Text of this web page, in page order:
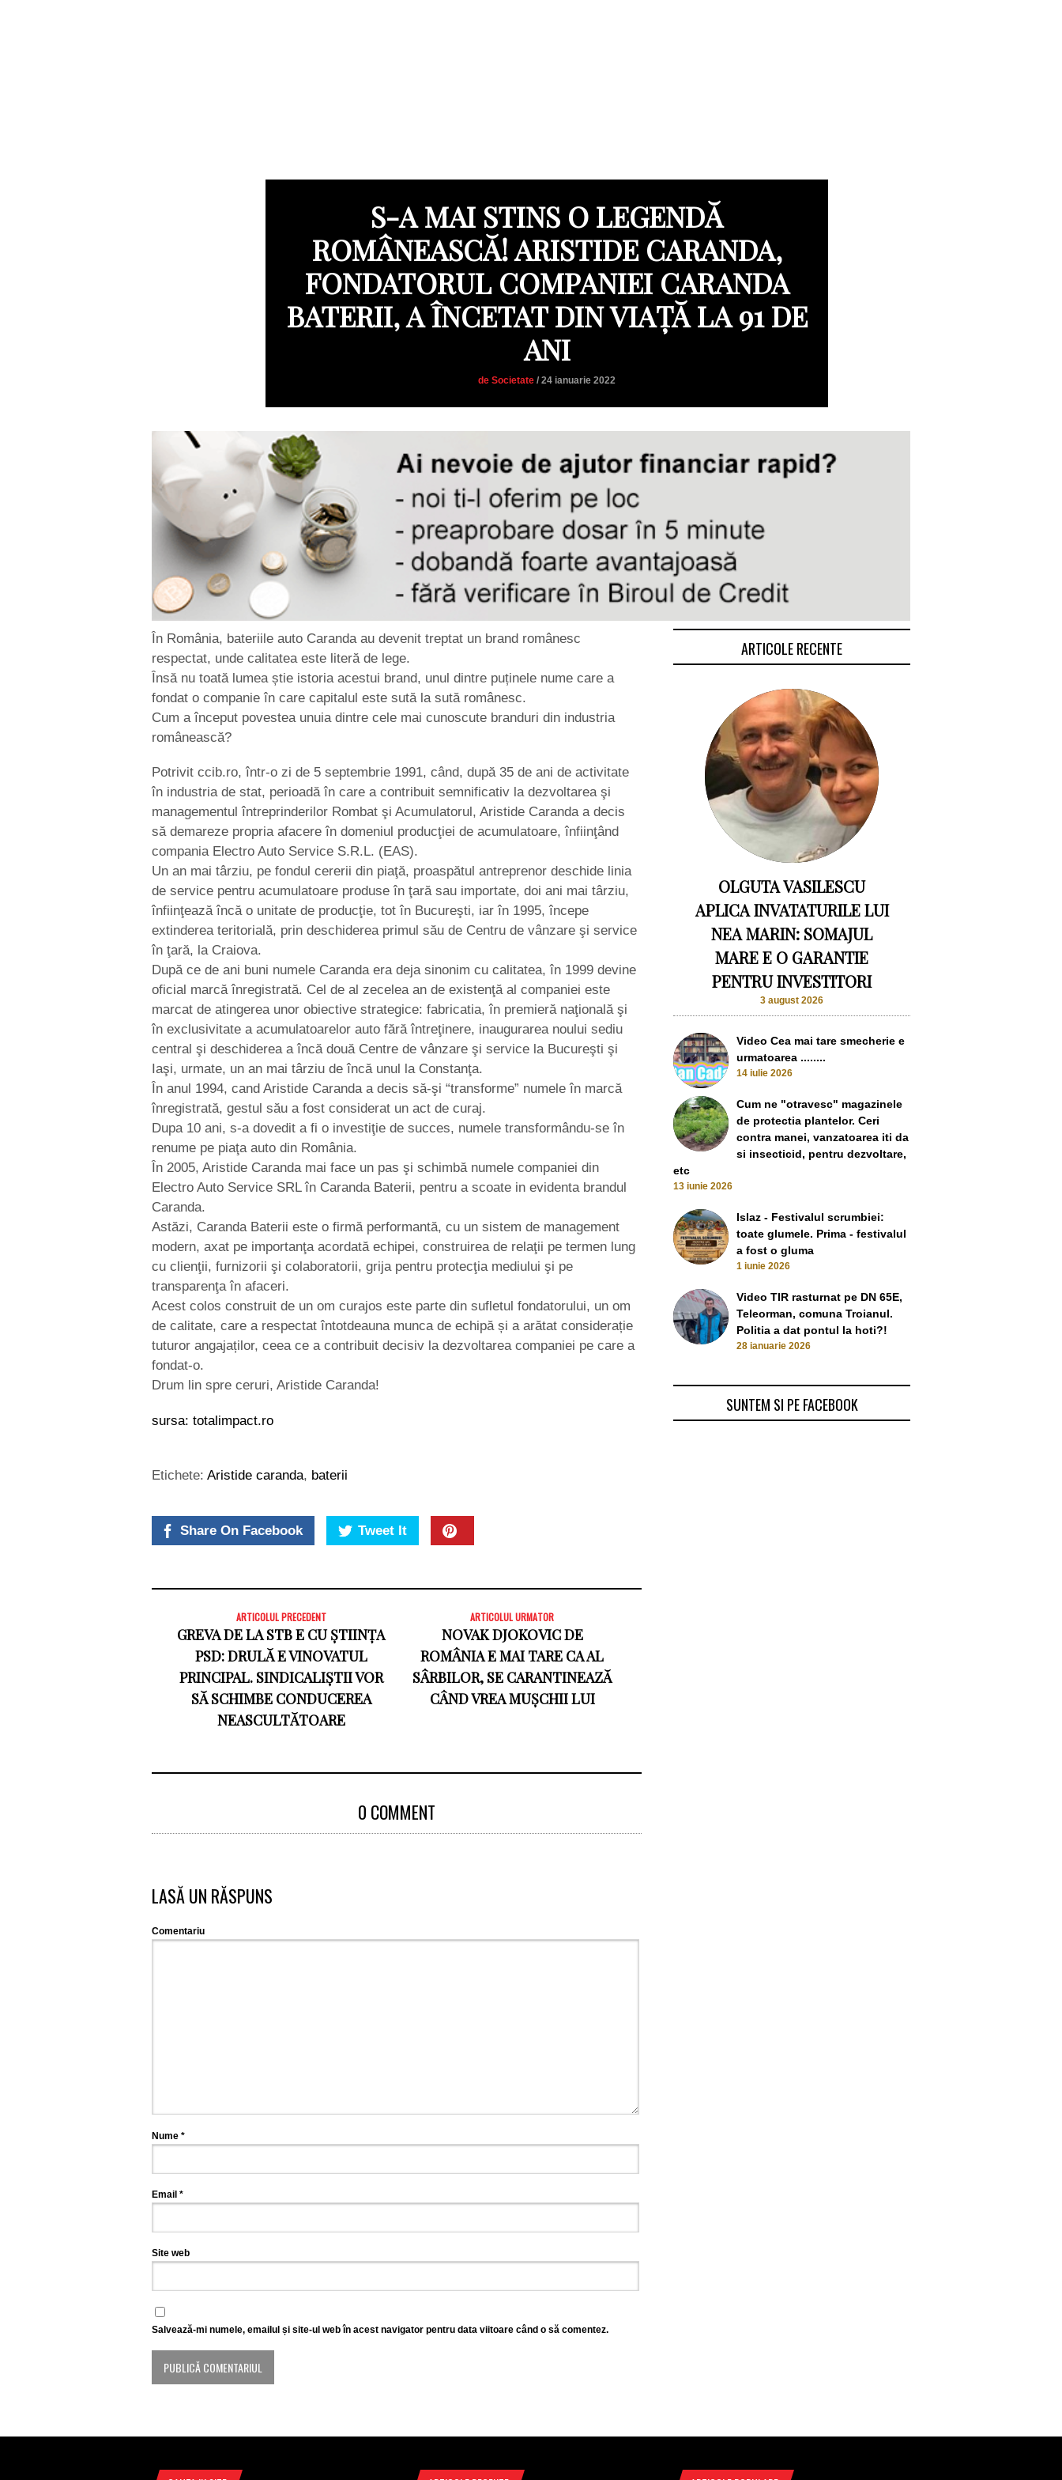
S-A MAI STINS O LEGENDĂ
ROMÂNEASCĂ! ARISTIDE CARANDA,
FONDATORUL COMPANIEI CARANDA
BATERII, A ÎNCETAT DIN VIAȚĂ LA 91 DE
ANI
de Societate / 24 ianuarie 2022
În România, bateriile auto Caranda au devenit treptat un brand românesc
respectat, unde calitatea este literă de lege.
Însă nu toată lumea știe istoria acestui brand, unul dintre puținele nume care a
fondat o companie în care capitalul este sută la sută românesc.
Cum a început povestea unuia dintre cele mai cunoscute branduri din industria
românească?
Potrivit ccib.ro, într-o zi de 5 septembrie 1991, când, după 35 de ani de activitate
în industria de stat, perioadă în care a contribuit semnificativ la dezvoltarea şi
managementul întreprinderilor Rombat şi Acumulatorul, Aristide Caranda a decis
să demareze propria afacere în domeniul producţiei de acumulatoare, înfiinţând
compania Electro Auto Service S.R.L. (EAS).
Un an mai târziu, pe fondul cererii din piaţă, proaspătul antreprenor deschide linia
de service pentru acumulatoare produse în ţară sau importate, doi ani mai târziu,
înfiinţează încă o unitate de producţie, tot în Bucureşti, iar în 1995, începe
extinderea teritorială, prin deschiderea primul său de Centru de vânzare şi service
în ţară, la Craiova.
După ce de ani buni numele Caranda era deja sinonim cu calitatea, în 1999 devine
oficial marcă înregistrată. Cel de al zecelea an de existenţă al companiei este
marcat de atingerea unor obiective strategice: fabricatia, în premieră naţională şi
în exclusivitate a acumulatoarelor auto fără întreţinere, inaugurarea noului sediu
central şi deschiderea a încă două Centre de vânzare şi service la Bucureşti şi
Iaşi, urmate, un an mai târziu de încă unul la Constanţa.
În anul 1994, cand Aristide Caranda a decis să-şi “transforme” numele în marcă
înregistrată, gestul său a fost considerat un act de curaj.
Dupa 10 ani, s-a dovedit a fi o investiţie de succes, numele transformându-se în
renume pe piaţa auto din România.
În 2005, Aristide Caranda mai face un pas şi schimbă numele companiei din
Electro Auto Service SRL în Caranda Baterii, pentru a scoate in evidenta brandul
Caranda.
Astăzi, Caranda Baterii este o firmă performantă, cu un sistem de management
modern, axat pe importanţa acordată echipei, construirea de relaţii pe termen lung
cu clienţii, furnizorii şi colaboratorii, grija pentru protecţia mediului şi pe
transparenţa în afaceri.
Acest colos construit de un om curajos este parte din sufletul fondatorului, un om
de calitate, care a respectat întotdeauna munca de echipă și a arătat considerație
tuturor angajaților, ceea ce a contribuit decisiv la dezvoltarea companiei pe care a
fondat-o.
Drum lin spre ceruri, Aristide Caranda!
sursa: totalimpact.ro
Etichete: Aristide caranda, baterii
Share On Facebook Tweet It
ARTICOLUL PRECEDENT
GREVA DE LA STB E CU ȘTIINȚA
PSD: DRULĂ E VINOVATUL
PRINCIPAL. SINDICALIȘTII VOR
SĂ SCHIMBE CONDUCEREA
NEASCULTĂTOARE
ARTICOLUL URMATOR
NOVAK DJOKOVIC DE
ROMÂNIA E MAI TARE CA AL
SÂRBILOR, SE CARANTINEAZĂ
CÂND VREA MUȘCHII LUI
0 COMMENT
LASĂ UN RĂSPUNS
Comentariu
Nume *
Email *
Site web
Salvează-mi numele, emailul și site-ul web în acest navigator pentru data viitoare când o să comentez.
ARTICOLE RECENTE
OLGUTA VASILESCU
APLICA INVATATURILE LUI
NEA MARIN: SOMAJUL
MARE E O GARANTIE
PENTRU INVESTITORI
3 august 2026
Video Cea mai tare smecherie e
urmatoarea ........
14 iulie 2026
Cum ne "otravesc" magazinele
de protectia plantelor. Ceri
contra manei, vanzatoarea iti da
si insecticid, pentru dezvoltare,
etc
13 iunie 2026
Islaz - Festivalul scrumbiei:
toate glumele. Prima - festivalul
a fost o gluma
1 iunie 2026
Video TIR rasturnat pe DN 65E,
Teleorman, comuna Troianul.
Politia a dat pontul la hoti?!
28 ianuarie 2026
SUNTEM SI PE FACEBOOK